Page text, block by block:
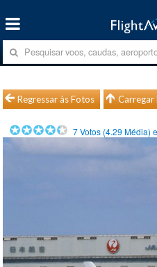
Regressar às Fotos Carregar
7Votos (4.29 Média)